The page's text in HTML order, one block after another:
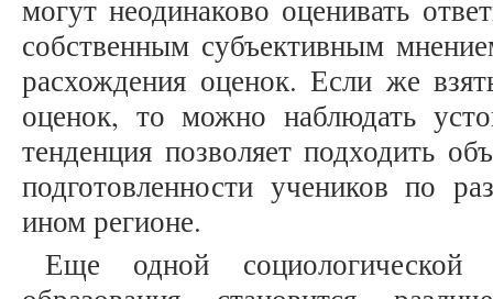
могут неодинаково оценивать
собственным субъективным
расхождения оценок. Если же
оценок, то можно наблюдать
тенденция позволяет подходить
подготовленности учеников по
ином регионе.
Еще одной социологической